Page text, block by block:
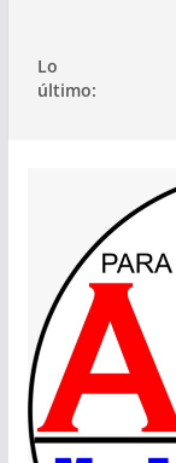
contenido
Lo
último: